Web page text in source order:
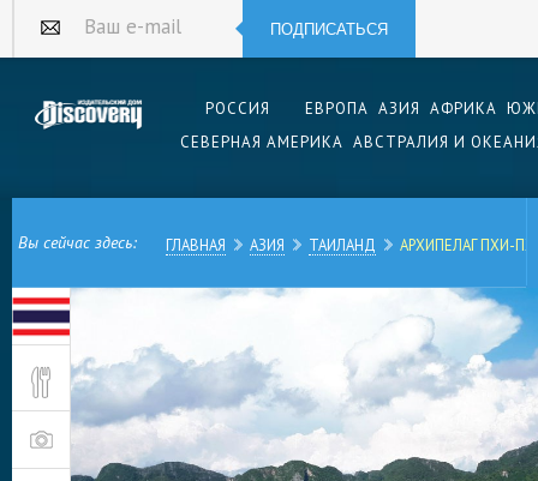
Ваш e-mail ПОДПИСАТЬСЯ
РОССИЯ ЕВРОПА АЗИЯ АФРИКА
СЕВЕРНАЯ АМЕРИКА АВСТРАЛИЯ И
Вы сейчас здесь: ГЛАВНАЯ АЗИЯ ТАИЛАНД АРХИПЕЛАГ ПХИ-
Таиланд — это страна, в которой много
предоставляющих возможность отдохнуть
способами — в зависимости от склонностей и
Пхи-Пхи — еще одно место, которое многие
его определенных особенностей.